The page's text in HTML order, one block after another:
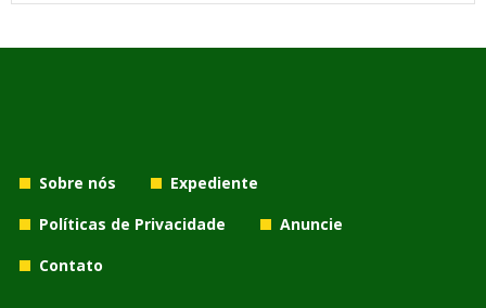
Sobre nós
Expediente
Políticas de Privacidade
Anuncie
Contato